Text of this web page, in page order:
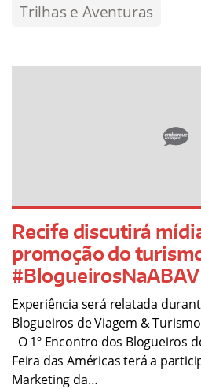
Trilhas e Aventuras
Recife discutirá
promoção do
#BlogueirosNaABAV
Experiência será relatada
Blogueiros de Viagem &
O 1º Encontro dos Blogueiros
Feira das Américas terá a
Marketing da…